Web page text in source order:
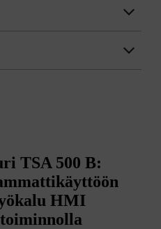
TSA 500 B:
HMI